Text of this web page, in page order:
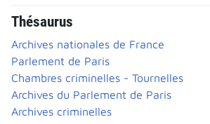
Thésaurus
Archives nationales de France
Parlement de Paris
Chambres criminelles - Tournelles
Archives du Parlement de Paris
Archives criminelles